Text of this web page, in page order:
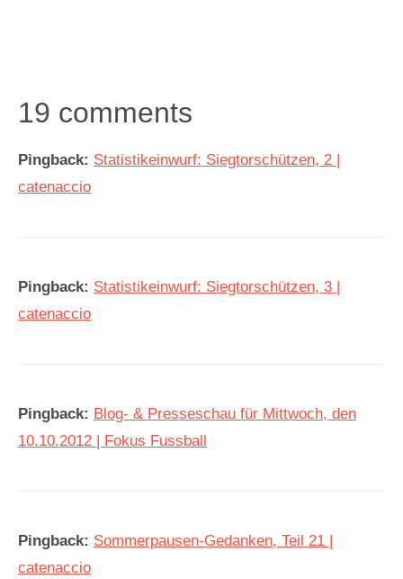
19 comments
Pingback: Statistikeinwurf: Siegtorschützen, 2 |
catenaccio
Pingback: Statistikeinwurf: Siegtorschützen, 3 |
catenaccio
Pingback: Blog- & Presseschau für Mittwoch, den
10.10.2012 | Fokus Fussball
Pingback: Sommerpausen-Gedanken, Teil 21 |
catenaccio